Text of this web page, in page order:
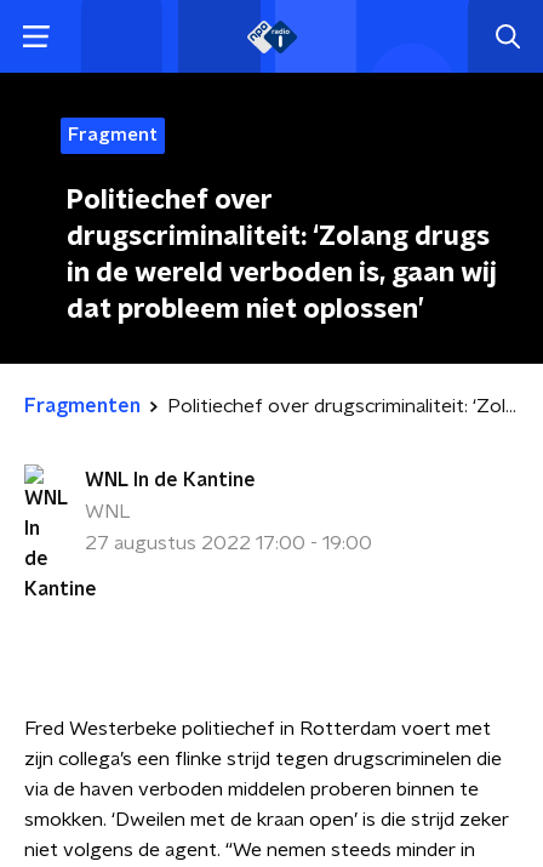
Fragment
Politiechef over
drugscriminaliteit: ‘Zolang drugs
in de wereld verboden is, gaan wij
dat probleem niet oplossen’
Fragmenten Politiechef over drugscriminaliteit: ‘Zolang drugs in de wereld verboden is, gaan wij dat probleem niet oplossen’
WNL In de Kantine
WNL
27 augustus 2022 17:00 - 19:00
Fred Westerbeke politiechef in Rotterdam voert met
zijn collega’s een flinke strijd tegen drugscriminelen die
via de haven verboden middelen proberen binnen te
smokken. ‘Dweilen met de kraan open’ is die strijd zeker
niet volgens de agent. “We nemen steeds minder in